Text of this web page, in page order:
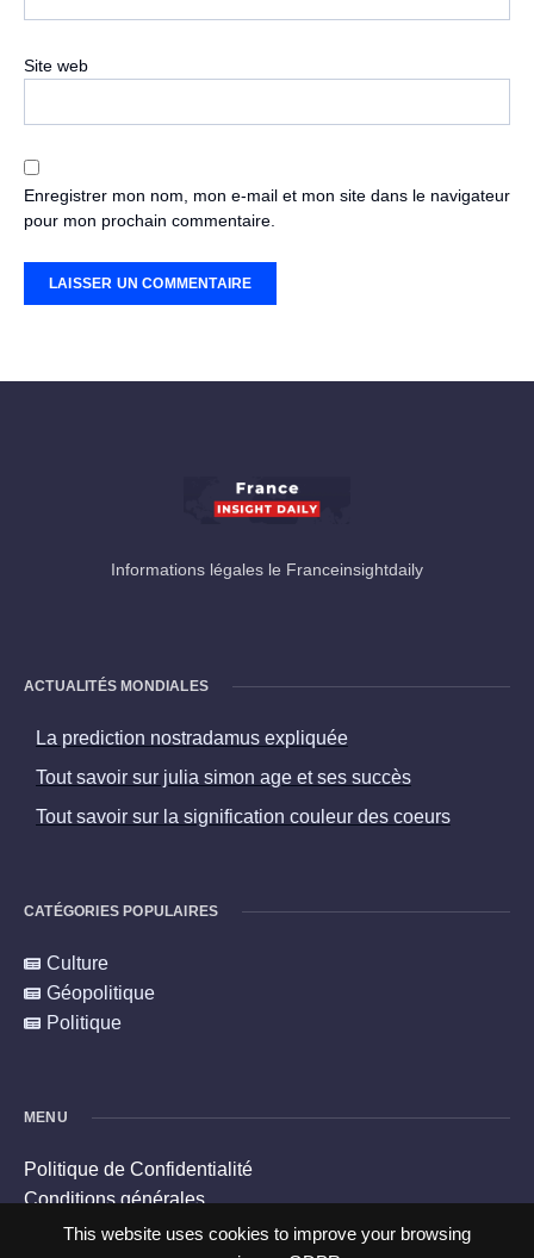
This website uses cookies to improve your browsing
Site web
Enregistrer mon nom, mon e-mail et mon site dans le navigateur
pour mon prochain commentaire.
Informations légales le Franceinsightdaily
ACTUALITÉS MONDIALES
La prediction nostradamus expliquée
Tout savoir sur julia simon age et ses succès
Tout savoir sur la signification couleur des coeurs
CATÉGORIES POPULAIRES
Culture
Géopolitique
Politique
MENU
Politique de Confidentialité
Conditions générales
Politique en matière de cookies